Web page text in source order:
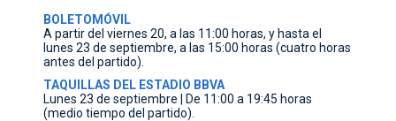
BOLETOMÓVIL
A partir del viernes 20, a las 11:00 horas, y hasta el
lunes 23 de septiembre, a las 15:00 horas (cuatro horas
antes del partido).
TAQUILLAS DEL ESTADIO BBVA
Lunes 23 de septiembre | De 11:00 a 19:45 horas
(medio tiempo del partido).